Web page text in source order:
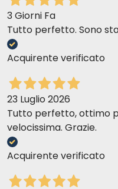
3 Giorni Fa
Tutto perfetto. Sono
Acquirente verificato
23 Luglio 2026
Tutto perfetto, ottimo
velocissima. Grazie.
Acquirente verificato